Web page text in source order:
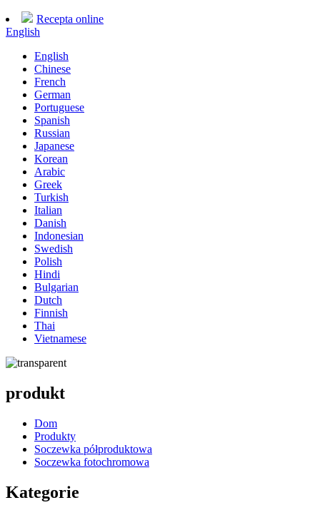
Recepta online
English
English
Chinese
French
German
Portuguese
Spanish
Russian
Japanese
Korean
Arabic
Greek
Turkish
Italian
Danish
Indonesian
Swedish
Polish
Hindi
Bulgarian
Dutch
Finnish
Thai
Vietnamese
produkt
Dom
Produkty
Soczewka półproduktowa
Soczewka fotochromowa
Kategorie